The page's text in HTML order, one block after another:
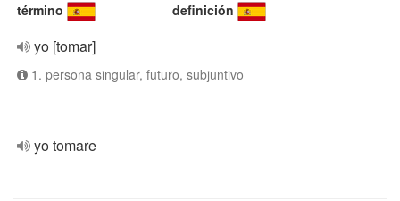
término definición
yo [tomar]
1. persona singular, futuro, subjuntivo
yo tomare